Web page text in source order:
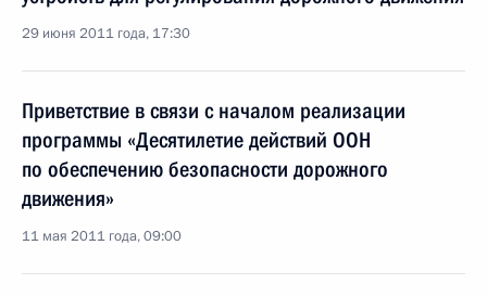
29 июня 2011 года, 17:30
Приветствие в связи с началом реализации
программы «Десятилетие действий ООН
по обеспечению безопасности дорожного
движения»
11 мая 2011 года, 09:00